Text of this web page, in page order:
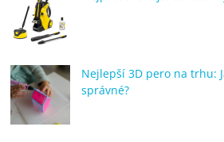
Nejlepší 3D pero na trhu:
správné?